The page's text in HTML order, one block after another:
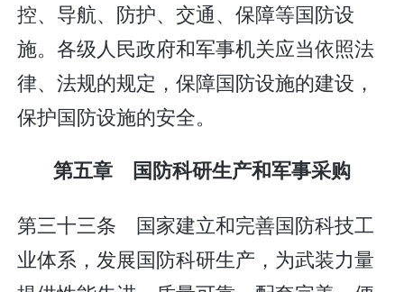
控、导航、防护、交通、保障等国防设
施。各级人民政府和军事机关应当依照法
律、法规的规定，保障国防设施的建设，
保护国防设施的安全。
第五章 国防科研生产和军事采购
第三十三条 国家建立和完善国防科技工
业体系，发展国防科研生产，为武装力量